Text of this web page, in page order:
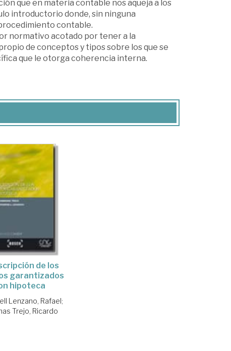
que en materia contable nos aqueja a los
introductorio donde, sin ninguna
contable.
normativo acotado por tener a la
de conceptos y tipos sobre los que se
que le otorga coherencia interna.
de los
garantizados
hipoteca
Lenzano, Rafael;
Trejo, Ricardo